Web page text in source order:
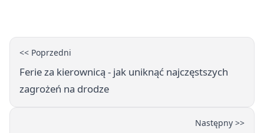
<< Poprzedni
Ferie za kierownicą - jak uniknąć najczęstszych
zagrożeń na drodze
Następny >>